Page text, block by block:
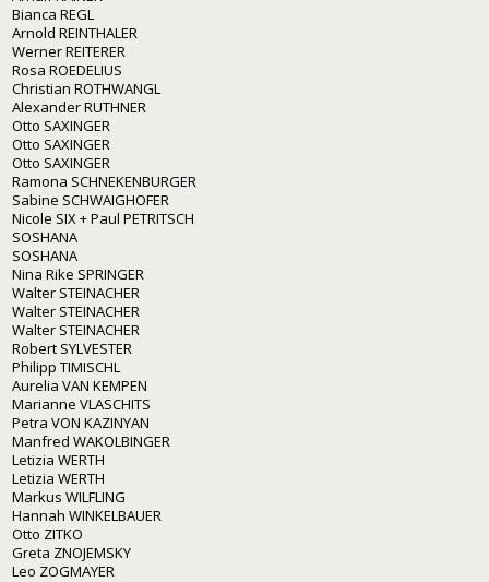
Bianca REGL
Arnold REINTHALER
Werner REITERER
Rosa ROEDELIUS
Christian ROTHWANGL
Alexander RUTHNER
Otto SAXINGER
Otto SAXINGER
Otto SAXINGER
Ramona SCHNEKENBURGER
Sabine SCHWAIGHOFER
Nicole SIX + Paul PETRITSCH
SOSHANA
SOSHANA
Nina Rike SPRINGER
Walter STEINACHER
Walter STEINACHER
Walter STEINACHER
Robert SYLVESTER
Philipp TIMISCHL
Aurelia VAN KEMPEN
Marianne VLASCHITS
Petra VON KAZINYAN
Manfred WAKOLBINGER
Letizia WERTH
Letizia WERTH
Markus WILFLING
Hannah WINKELBAUER
Otto ZITKO
Greta ZNOJEMSKY
Leo ZOGMAYER